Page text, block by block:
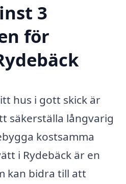
3
för
hus i gott skick är
säkerställa långvarig
kostsamma
i Rydebäck är en
kan bidra till att